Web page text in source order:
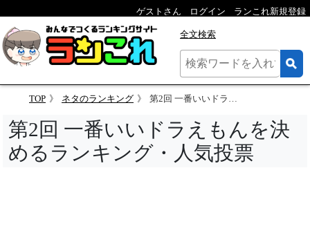
ゲストさん ログイン ランこれ新規登録
全文検索
TOP ネタのランキング 第2回 一番いいドラえもんを決めるランキング
第2回 一番いいドラえもんを決
めるランキング・人気投票